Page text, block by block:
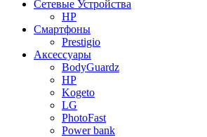
Сетевые Устройства
HP
Смартфоны
Prestigio
Аксессуары
BodyGuardz
HP
Kogeto
LG
PhotoFast
Power bank